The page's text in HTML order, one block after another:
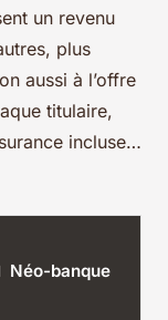
un revenu
plus
aussi à l’offre
titulaire,
incluse…
Néo-banque